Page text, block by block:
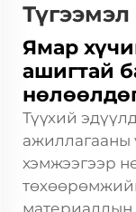
Түгээмэл
Ямар
ашигтай
Түүхий
ажиллагааны
хэмжээгээр